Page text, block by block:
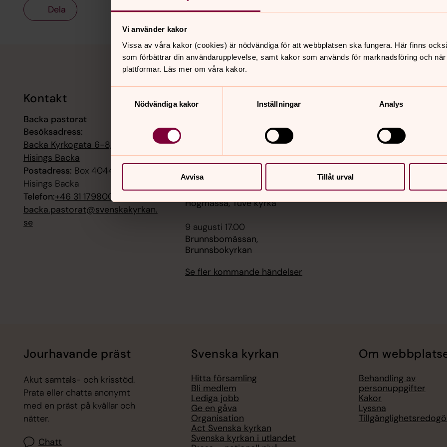
Vi använder kakor
Vissa av våra kakor (cookies) är nödvändiga för att webbplatsen ska fungera. Här finns
som förbättrar din användarupplevelse, samt kakor som används för marknadsföring och
plattformar. Läs mer om våra kakor.
Nödvändiga kakor
Inställningar Analys
Avvisa Tillåt urval
Dela
Kontakt
Backa pastorat
Besöksadress:
Backa Kyrkogata 6-8, 42258
Hisings Backa
Postadress: Box 4044, 42204
Hisings Backa
Telefon:+46 31 179800
backa.pastorat@svenskakyrkan.
se
Kalender
Gudstjänst, Säve kyrka
9 augusti 11.00
Högmässa, Backa kyrka
9 augusti 14.00
Högmässa, Tuve kyrka
9 augusti 17.00
Brunnsbomässan,
Brunnsbokyrkan
Se fler kommande händelser
Hitta snabbt
Jourhavande präst
Akut samtals- och krisstöd.
Prata eller chatta anonymt
med en präst på kvällar och
nätter.
Chatt
Svenska kyrkan
Hitta församling
Bli medlem
Lediga jobb
Ge en gåva
Organisation
Act Svenska kyrkan
Svenska kyrkan i utlandet
Om
Behandling av
personuppgifter
Kakor
Lyssna